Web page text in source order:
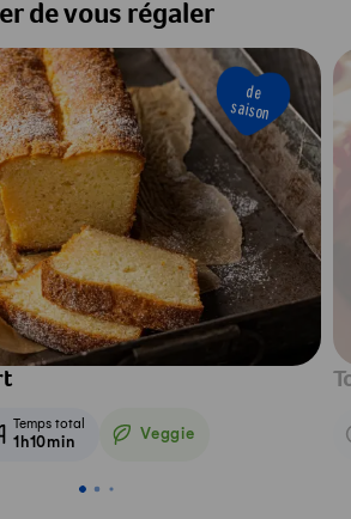
de vous régaler
de
saison
Temps total
1h10min Veggie
Veggie